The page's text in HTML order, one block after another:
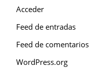
Acceder
Feed de entradas
Feed de comentarios
WordPress.org